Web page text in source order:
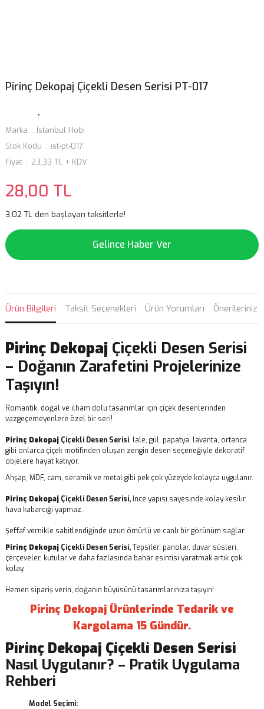
Pirinç Dekopaj Çiçekli Desen Serisi PT-017
Marka
İstanbul Hobi
Stok Kodu
ist-pt-017
Fiyat
23,33 TL + KDV
28,00 TL
3,02 TL den başlayan taksitlerle!
Gelince Haber Ver
Ürün Bilgileri Taksit Seçenekleri Ürün Yorumları Önerileriniz
Pirinç Dekopaj Çiçekli Desen Serisi
– Doğanın Zarafetini Projelerinize
Taşıyın!
Romantik, doğal ve ilham dolu tasarımlar için çiçek desenlerinden
vazgeçemeyenlere özel bir seri!
Pirinç Dekopaj Çiçekli Desen Serisi, lale, gül, papatya, lavanta, ortanca
gibi onlarca çiçek motifinden oluşan zengin desen seçeneğiyle dekoratif
objelere hayat katıyor.
Ahşap, MDF, cam, seramik ve metal gibi pek çok yüzeyde kolayca uygulanır.
Pirinç Dekopaj Çiçekli Desen Serisi, İnce yapısı sayesinde kolay kesilir,
hava kabarcığı yapmaz.
Şeffaf vernikle sabitlendiğinde uzun ömürlü ve canlı bir görünüm sağlar.
Pirinç Dekopaj Çiçekli Desen Serisi,Tepsiler, panolar, duvar süsleri,
çerçeveler, kutular ve daha fazlasında bahar esintisi yaratmak artık çok
kolay.
Hemen sipariş verin, doğanın büyüsünü tasarımlarınıza taşıyın!
Pirinç Dekopaj Ürünlerinde Tedarik ve
Kargolama 15 Gündür.
Pirinç Dekopaj Çiçekli Desen Serisi
Nasıl Uygulanır? – Pratik Uygulama
Rehberi
Model Seçimi: